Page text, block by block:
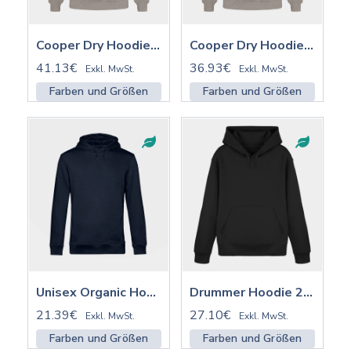
Cooper Dry Hoodie ST/ST mit Stick | STSU797
41.13€
Exkl. MwSt.
Farben und Größen
Cooper Dry Hoodie ST/ST | STSU797
36.93€
Exkl. MwSt.
Farben und Größen
Unisex Organic Hoodie B&C | BCWU33B
21.39€
Exkl. MwSt.
Farben und Größen
Drummer Hoodie 2.0 ST/ST mit Stick | STSU168
27.10€
Exkl. MwSt.
Farben und Größen